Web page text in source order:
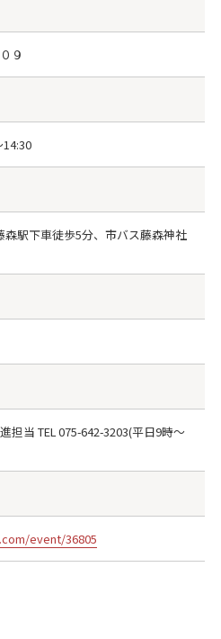
９
駅下車徒歩5分、市バス藤森神社
担当 TEL 075-642-3203(平日9時～
event/36805